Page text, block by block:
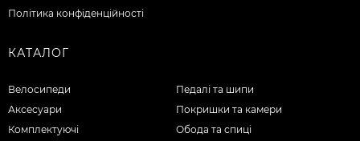
Політика конфіденційності
КАТАЛОГ
Велосипеди
Аксесуари
Комплектуючі
Педалі та шипи
Покришки та камери
Обода та спиці